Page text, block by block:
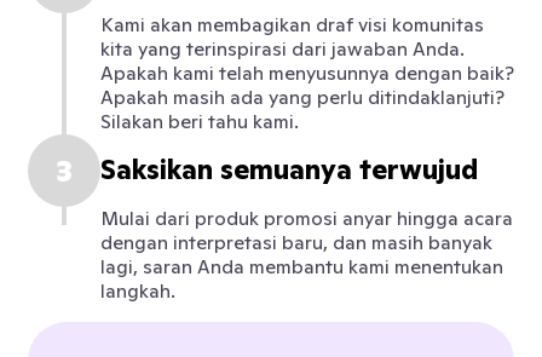
Kami akan membagikan draf visi komunitas
kita yang terinspirasi dari jawaban Anda.
Apakah kami telah menyusunnya dengan baik?
Apakah masih ada yang perlu ditindaklanjuti?
Silakan beri tahu kami.
3 Saksikan semuanya terwujud
Mulai dari produk promosi anyar hingga acara
dengan interpretasi baru, dan masih banyak
lagi, saran Anda membantu kami menentukan
langkah.